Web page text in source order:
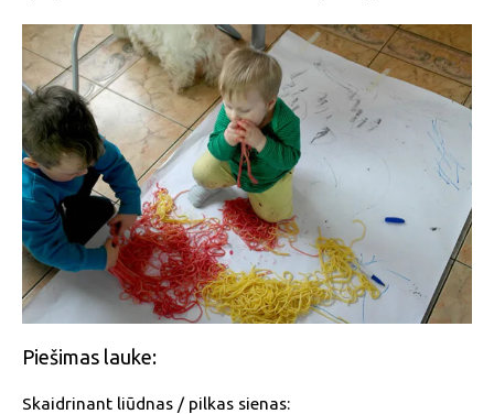
Piešimas lauke:
Skaidrinant liūdnas / pilkas sienas: